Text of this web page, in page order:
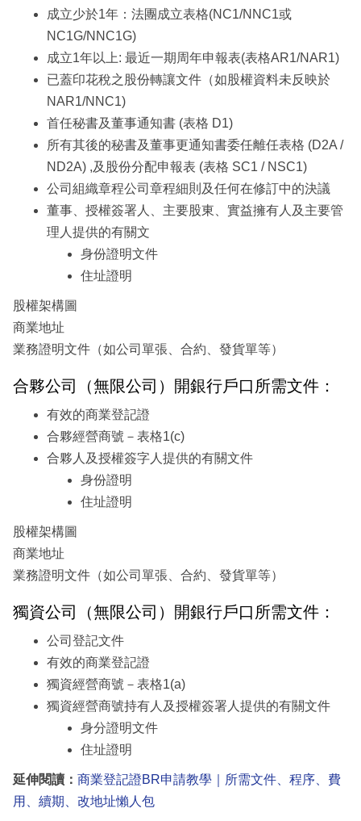
成立少於1年：法團成立表格(NC1/NNC1或
NC1G/NNC1G)
成立1年以上: 最近一期周年申報表(表格AR1/NAR1)
已蓋印花稅之股份轉讓文件（如股權資料未反映於
NAR1/NNC1)
首任秘書及董事通知書 (表格 D1)
所有其後的秘書及董事更通知書委任離任表格 (D2A /
ND2A) ,及股份分配申報表 (表格 SC1 / NSC1)
公司組織章程公司章程細則及任何在修訂中的決議
董事、授權簽署人、主要股東、實益擁有人及主要管
理人提供的有關文
身份證明文件
住址證明
股權架構圖
商業地址
業務證明文件（如公司單張、合約、發貨單等）
合夥公司（無限公司）開銀行戶口所需文件：
有效的商業登記證
合夥經營商號－表格1(c)
合夥人及授權簽字人提供的有關文件
身份證明
住址證明
股權架構圖
商業地址
業務證明文件（如公司單張、合約、發貨單等）
獨資公司（無限公司）開銀行戶口所需文件：
公司登記文件
有效的商業登記證
獨資經營商號－表格1(a)
獨資經營商號持有人及授權簽署人提供的有關文件
身分證明文件
住址證明
延伸閱讀： 商業登記證BR申請教學｜所需文件、程序、費
用、續期、改地址懶人包